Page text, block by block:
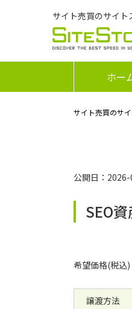
サイト売買のサイ
ホー
サイト売買のサ
公開日：
SEO
希望価格(税込)
譲渡方法